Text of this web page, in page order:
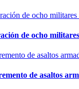
de ocho
de asaltos